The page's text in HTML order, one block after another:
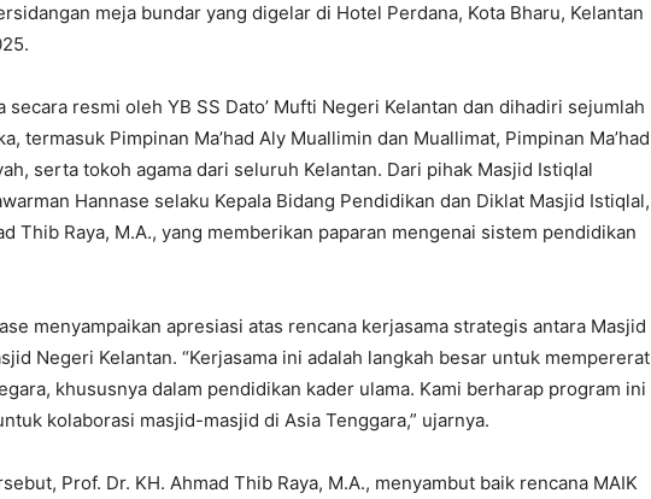
meja bundar yang digelar di Hotel Perdana, Kota Bharu, Kelantan
secara resmi oleh YB SS Dato’ Mufti Negeri Kelantan dan dihadiri sejumlah
termasuk Pimpinan Ma’had Aly Muallimin dan Muallimat, Pimpinan Ma’had
serta tokoh agama dari seluruh Kelantan. Dari pihak Masjid Istiqlal
Hannase selaku Kepala Bidang Pendidikan dan Diklat Masjid Istiqlal,
Thib Raya, M.A., yang memberikan paparan mengenai sistem pendidikan
menyampaikan apresiasi atas rencana kerjasama strategis antara Masjid
Negeri Kelantan. “Kerjasama ini adalah langkah besar untuk mempererat
khususnya dalam pendidikan kader ulama. Kami berharap program ini
kolaborasi masjid-masjid di Asia Tenggara,” ujarnya.
Prof. Dr. KH. Ahmad Thib Raya, M.A., menyambut baik rencana MAIK